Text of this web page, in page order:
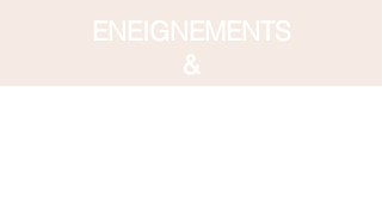
ENEIGNEMENTS
&